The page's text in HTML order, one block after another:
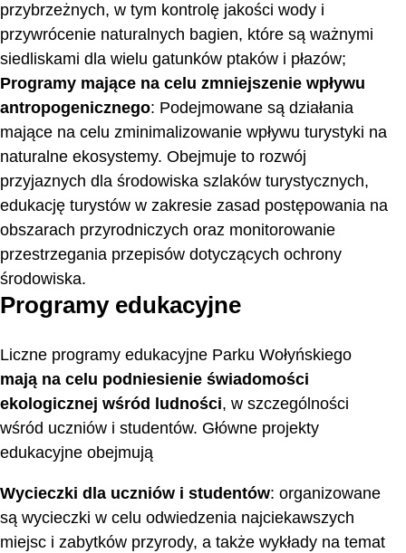
przybrzeżnych, w tym kontrolę jakości wody i
przywrócenie naturalnych bagien, które są ważnymi
siedliskami dla wielu gatunków ptaków i płazów;
Programy mające na celu zmniejszenie wpływu
antropogenicznego: Podejmowane są działania
mające na celu zminimalizowanie wpływu turystyki na
naturalne ekosystemy. Obejmuje to rozwój
przyjaznych dla środowiska szlaków turystycznych,
edukację turystów w zakresie zasad postępowania na
obszarach przyrodniczych oraz monitorowanie
przestrzegania przepisów dotyczących ochrony
środowiska.
Programy edukacyjne
Liczne programy edukacyjne Parku Wołyńskiego
mają na celu podniesienie świadomości
ekologicznej wśród ludności, w szczególności
wśród uczniów i studentów. Główne projekty
edukacyjne obejmują
Wycieczki dla uczniów i studentów: organizowane
są wycieczki w celu odwiedzenia najciekawszych
miejsc i zabytków przyrody, a także wykłady na temat